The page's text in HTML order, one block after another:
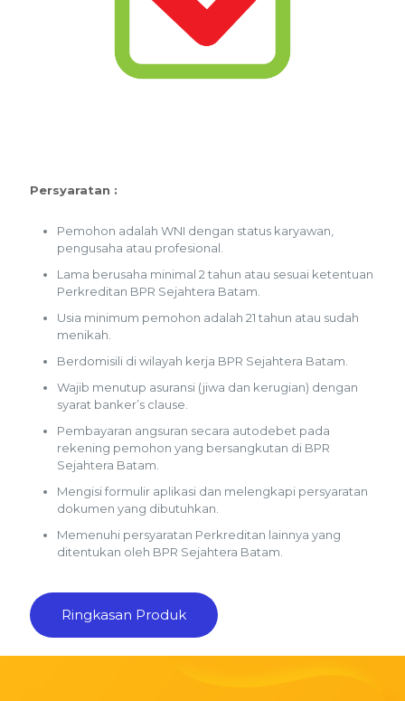
Persyaratan :
Pemohon adalah WNI dengan status karyawan,
pengusaha atau profesional.
Lama berusaha minimal 2 tahun atau sesuai ketentuan
Perkreditan BPR Sejahtera Batam.
Usia minimum pemohon adalah 21 tahun atau sudah
menikah.
Berdomisili di wilayah kerja BPR Sejahtera Batam.
Wajib menutup asuransi (jiwa dan kerugian) dengan
syarat banker’s clause.
Pembayaran angsuran secara autodebet pada
rekening pemohon yang bersangkutan di BPR
Sejahtera Batam.
Mengisi formulir aplikasi dan melengkapi persyaratan
dokumen yang dibutuhkan.
Memenuhi persyaratan Perkreditan lainnya yang
ditentukan oleh BPR Sejahtera Batam.
Ringkasan Produk